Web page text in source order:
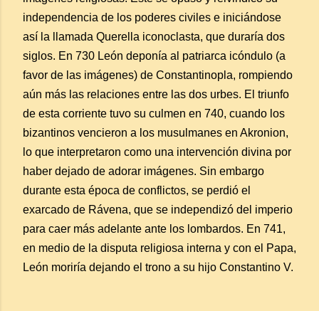
independencia de los poderes civiles e iniciándose
así la llamada Querella iconoclasta, que duraría dos
siglos. En 730 León deponía al patriarca icóndulo (a
favor de las imágenes) de Constantinopla, rompiendo
aún más las relaciones entre las dos urbes. El triunfo
de esta corriente tuvo su culmen en 740, cuando los
bizantinos vencieron a los musulmanes en Akronion,
lo que interpretaron como una intervención divina por
haber dejado de adorar imágenes. Sin embargo
durante esta época de conflictos, se perdió el
exarcado de Rávena, que se independizó del imperio
para caer más adelante ante los lombardos. En 741,
en medio de la disputa religiosa interna y con el Papa,
León moriría dejando el trono a su hijo Constantino V.